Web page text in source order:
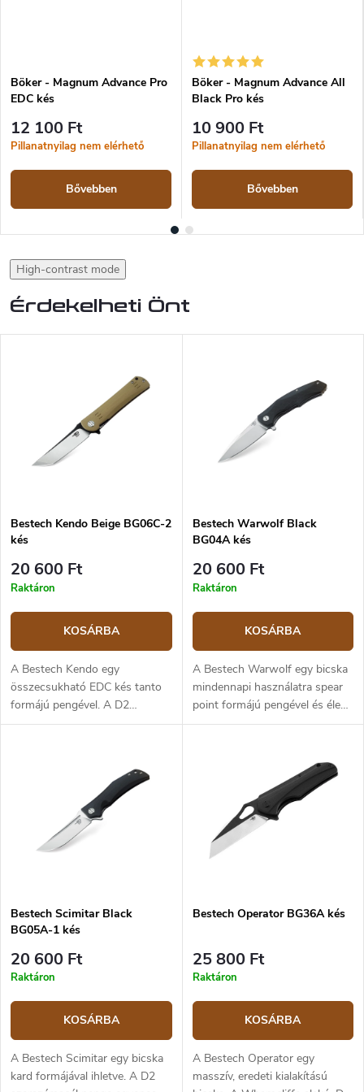
Böker - Magnum Advance Pro
EDC kés
12 100 Ft
Pillanatnyilag nem elérhető
Bővebben
Böker - Magnum Advance All
Black Pro kés
10 900 Ft
Pillanatnyilag nem elérhető
Bővebben
High-contrast mode
Érdekelheti Önt
Bestech Kendo Beige BG06C-2
kés
20 600 Ft
Raktáron
KOSÁRBA
A Bestech Kendo egy
összecsukható EDC kés tanto
formájú pengével. A D2
szerszámacél penge egyenes
köszönhetően a kés nyitása
rendkívül egyszerű és
folytonos. Markolata bézs G10.
A késen liner lock biztosíték
Bestech Warwolf Black
BG04A kés
20 600 Ft
Raktáron
KOSÁRBA
A Bestech Warwolf egy bicska
mindennapi használatra spear
point formájú pengével és éles
késheggyel. A D2 szerszámacél
csapágyakra van szerelve,
amelynek köszönhetően a kés
nyitása rendkívül egyszerű és
folytonos. Markolata fekete
G10. A késen liner lock
Bestech Scimitar Black
BG05A-1 kés
20 600 Ft
Raktáron
KOSÁRBA
A Bestech Scimitar egy bicska
kard formájával ihletve. A D2
Bestech Operator BG36A kés
25 800 Ft
Raktáron
KOSÁRBA
A Bestech Operator egy
masszív, eredeti kialakítású